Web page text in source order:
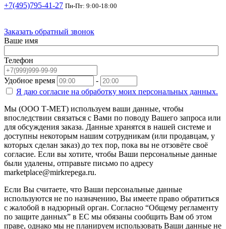
+7(495)795-41-27 Пн-Пт: 9:00-18:00
Заказать обратный звонок
Ваше имя
Телефон
Удобное время
-
Я даю согласие на обработку моих персональных данных.
Мы (ООО Т-МЕТ) используем ваши данные, чтобы
впоследствии связаться с Вами по поводу Вашего запроса или
для обсуждения заказа. Данные хранятся в нашей системе и
доступны некоторым нашим сотрудникам (или продавцам, у
которых сделан заказ) до тех пор, пока вы не отзовёте своё
согласие. Если вы хотите, чтобы Ваши персональные данные
были удалены, отправьте письмо по адресу
marketplace@mirkrepega.ru.
Если Вы считаете, что Ваши персональные данные
используются не по назначению, Вы имеете право обратиться
с жалобой в надзорный орган. Согласно “Общему регламенту
по защите данных” в ЕС мы обязаны сообщить Вам об этом
праве, однако мы не планируем использовать Ваши данные не